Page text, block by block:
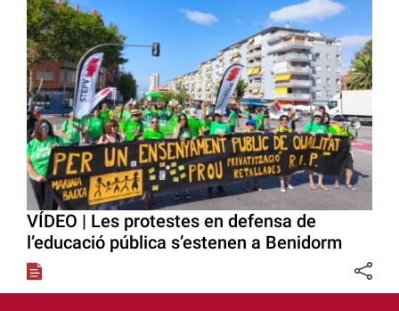
VÍDEO | Les protestes en defensa de
l’educació pública s’estenen a Benidorm